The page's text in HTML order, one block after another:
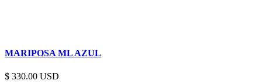
MARIPOSA ML AZUL
$ 330.00